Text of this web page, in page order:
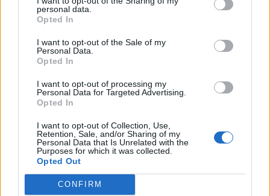
personal data.
Opted In
I want to opt-out of the Sale of my
Personal Data.
Opted In
I want to opt-out of processing my
Personal Data for Targeted Advertising.
Opted In
I want to opt-out of Collection, Use,
Retention, Sale, and/or Sharing of my
Personal Data that Is Unrelated with the
Purposes for which it was collected.
Opted Out
CONFIRM
szóljon hozzá!
Ezek is érdekelhetik
Krónika
„A legerősebb garancia” –
Megnevezte államfőjelöltjét
a Tisza Párt